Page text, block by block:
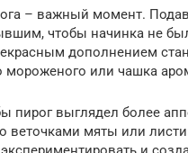
– важный момент.
чтобы начинка не
дополнением
мороженого или чашка
пирог выглядел более
веточками мяты или